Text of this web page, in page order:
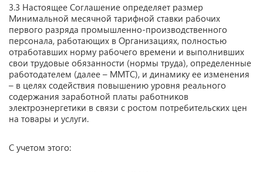
3.3 Настоящее Соглашение определяет размер
Минимальной месячной тарифной ставки рабочих
первого разряда промышленно-производственного
персонала, работающих в Организациях, полностью
отработавших норму рабочего времени и выполнивших
свои трудовые обязанности (нормы труда), определенные
работодателем (далее – ММТС), и динамику ее изменения
– в целях содействия повышению уровня реального
содержания заработной платы работников
электроэнергетики в связи с ростом потребительских цен
на товары и услуги.
С учетом этого: